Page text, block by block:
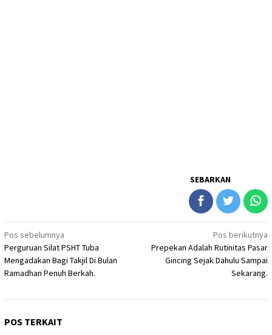
SEBARKAN
Navigasi
pos
Pos sebelumnya
Perguruan Silat PSHT Tuba
Mengadakan Bagi Takjil Di Bulan
Ramadhan Penuh Berkah.
Pos berikutnya
Prepekan Adalah Rutinitas Pasar
Gincing Sejak Dahulu Sampai
Sekarang.
POS TERKAIT